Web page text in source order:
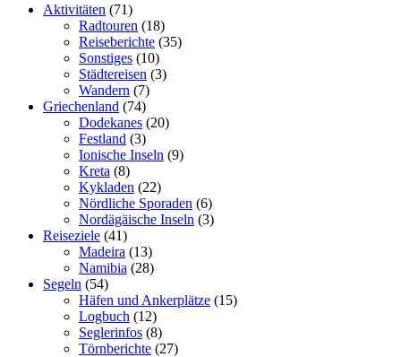
Aktivitäten (71)
Radtouren (18)
Reiseberichte (35)
Sonstiges (10)
Städtereisen (3)
Wandern (7)
Griechenland (74)
Dodekanes (20)
Festland (3)
Ionische Inseln (9)
Kreta (8)
Kykladen (22)
Nördliche Sporaden (6)
Nordägäische Inseln (3)
Reiseziele (41)
Madeira (13)
Namibia (28)
Segeln (54)
Häfen und Ankerplätze (15)
Logbuch (12)
Seglerinfos (8)
Törnberichte (27)